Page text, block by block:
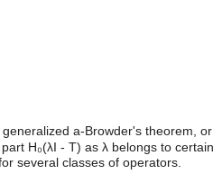
a-Browder's theorem,
H₀(λI - T) as λ belongs to
several classes of operators.